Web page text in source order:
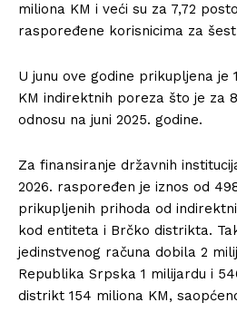
miliona KM i veći su za 7,72
raspoređene korisnicima za
U junu ove godine prikupljena je
KM indirektnih poreza što je za
odnosu na juni 2025. godine.
Za finansiranje državnih
2026. raspoređen je iznos od
prikupljenih prihoda od
kod entiteta i Brčko distrikta.
jedinstvenog računa dobila 2
Republika Srpska 1 milijardu i
distrikt 154 miliona KM,